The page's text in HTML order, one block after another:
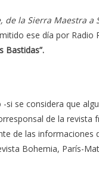
de la Sierra Maestra a
ese día por Radio
Bastidas”.
se considera que
de la
de las informaciones
Bohemia, París-